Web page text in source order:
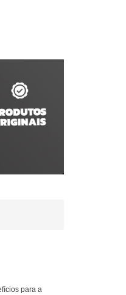
para a